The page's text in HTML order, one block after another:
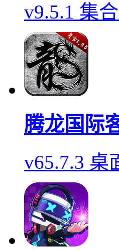
v9.5.1 集
腾龙国际
v65.7.3 桌